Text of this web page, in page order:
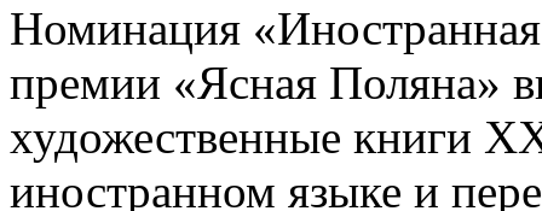
Номинация «Иностранная
премии «Ясная Поляна»
художественные книги
иностранном языке и